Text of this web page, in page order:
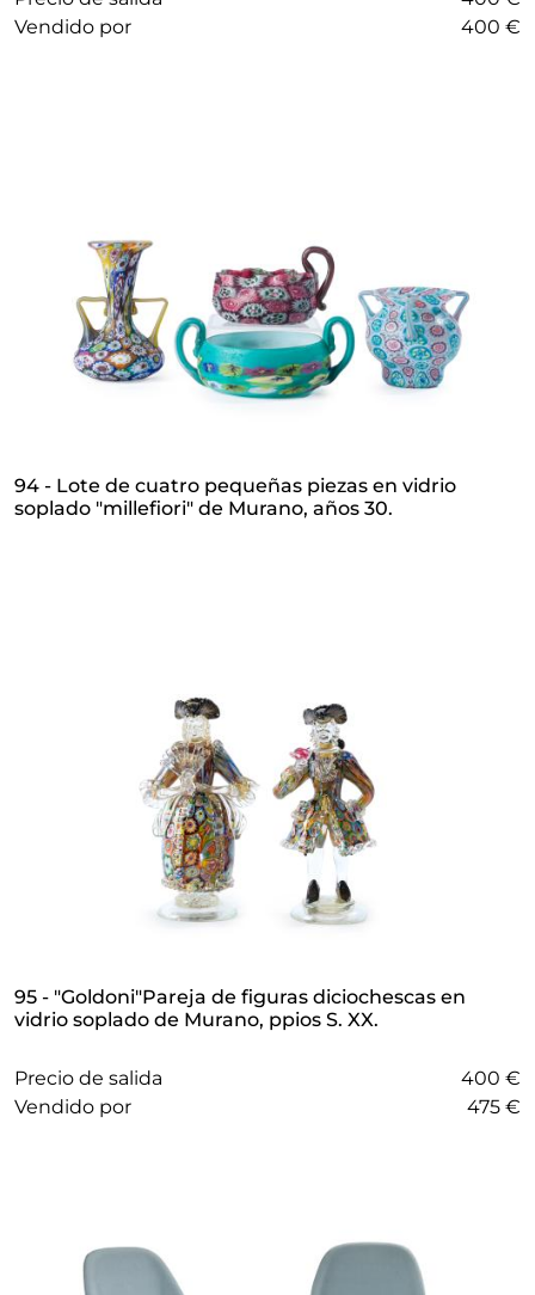
vendido por
400 €
94 - Lote de cuatro pequeñas piezas en vidrio
soplado "millefiori" de Murano, años 30.
95 - "Goldoni"Pareja de figuras diciochescas en
vidrio soplado de Murano, ppios S. XX.
Precio de salida
400 €
vendido por
475 €